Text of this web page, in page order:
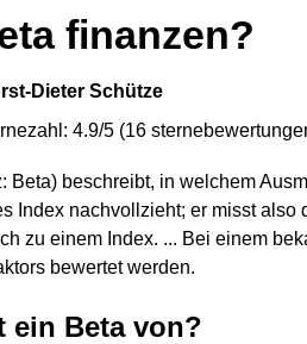
finanzen?
Dieter Schütze
4.9/5 (16
Beta) beschreibt, in welchem
Index nachvollzieht; er misst
zu einem Index. ... Bei einem
bewertet werden.
ein Beta von?